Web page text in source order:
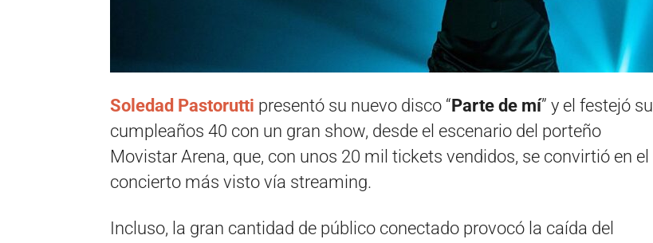
Soledad Pastorutti presentó su nuevo disco “Parte de mí” y el festejó su
cumpleaños 40 con un gran show, desde el escenario del porteño
Movistar Arena, que, con unos 20 mil tickets vendidos, se convirtió en el
concierto más visto vía streaming.
Incluso, la gran cantidad de público conectado provocó la caída del